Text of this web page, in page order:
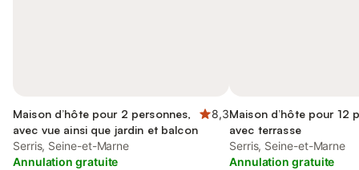
Maison d’hôte pour 2 personnes,
avec vue ainsi que jardin et balcon
8,3
Serris, Seine-et-Marne
Annulation gratuite
Maison d’hôte pour 12
avec terrasse
Serris, Seine-et-Marne
Annulation gratuite